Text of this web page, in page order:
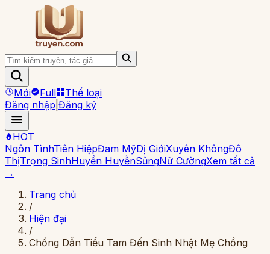
Mới Full
Thể loại
Đăng nhập Đăng ký
HOT
Ngôn TìnhTiên HiệpĐam MỹDị GiớiXuyên KhôngĐô
ThịTrọng SinhHuyền HuyễnSủngNữ CườngXem tất cả
→
Trang chủ
/
Hiện đại
/
Chồng Dẫn Tiểu Tam Đến Sinh Nhật Mẹ Chồng